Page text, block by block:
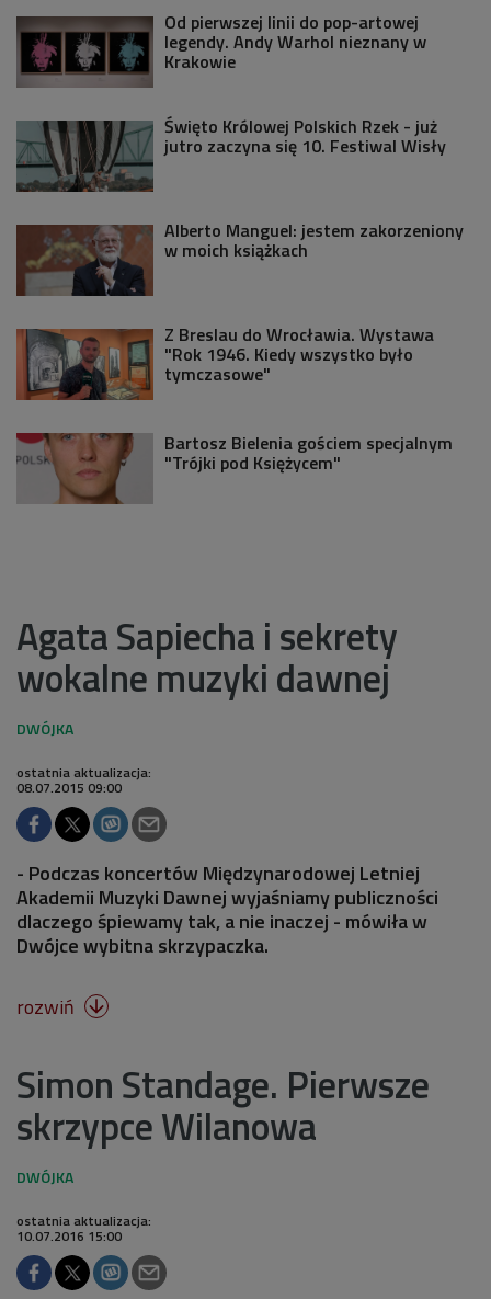
Od pierwszej linii do pop-artowej
legendy. Andy Warhol nieznany w
Krakowie
Święto Królowej Polskich Rzek - już
jutro zaczyna się 10. Festiwal Wisły
Alberto Manguel: jestem zakorzeniony
w moich książkach
Z Breslau do Wrocławia. Wystawa
"Rok 1946. Kiedy wszystko było
tymczasowe"
Bartosz Bielenia gościem specjalnym
"Trójki pod Księżycem"
Agata Sapiecha i sekrety
wokalne muzyki dawnej
ostatnia aktualizacja:
08.07.2015 09:00
- Podczas koncertów Międzynarodowej Letniej
Akademii Muzyki Dawnej wyjaśniamy publiczności
dlaczego śpiewamy tak, a nie inaczej - mówiła w
Dwójce wybitna skrzypaczka.
rozwiń 
Simon Standage. Pierwsze
skrzypce Wilanowa
ostatnia aktualizacja:
10.07.2016 15:00